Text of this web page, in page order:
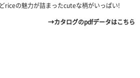
riceの魅力が詰まったcuteな柄がいっぱい!
→カタログのpdfデータはこちら